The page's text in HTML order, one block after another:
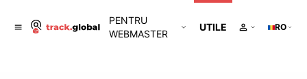
PENTRU
WEBMASTER
UTILE RO